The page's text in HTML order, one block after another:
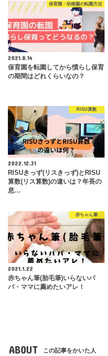
保育園・幼稚園の転園方法
2021.8.14
保育園を転園してから慣らし保育
の期間はどれくらいなの？
RISU算数
2022.12.31
RISUきっず(リスきっず)とRISU
算数(リス算数)の違いは？年長の
息…
赤ちゃん筆
2021.1.22
赤ちゃん筆(胎毛筆)いらないパ
パ・ママに薦めたいアレ！
ABOUT この記事をかいた人